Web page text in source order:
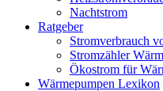
Nachtstrom
Ratgeber
Stromverbrauch
Stromzähler
Ökostrom für
Wärmepumpen Lexikon